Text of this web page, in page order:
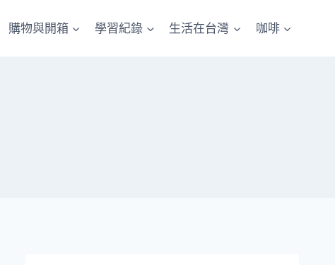
購物與開箱 學習紀錄 生活在台灣 咖啡